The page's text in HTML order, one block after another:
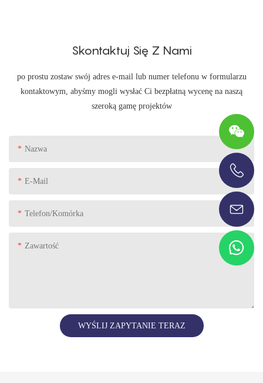
Skontaktuj Się Z Nami
po prostu zostaw swój adres e-mail lub numer telefonu w formularzu
kontaktowym, abyśmy mogli wysłać Ci bezpłatną wycenę na naszą
szeroką gamę projektów
Nazwa
E-Mail
Telefon/komórka
Zawartość
WYŚLIJ ZAPYTANIE TERAZ